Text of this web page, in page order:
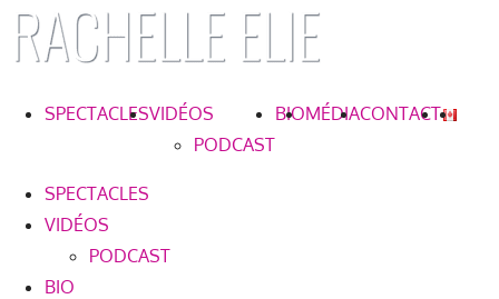
Skip
SPECTACLESVIDÉOS
PODCAST
BIOMÉDIACONTACT
SPECTACLES
VIDÉOS
PODCAST
BIO